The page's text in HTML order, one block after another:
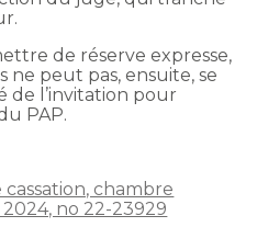
de réserve expresse,
ne peut pas, ensuite, se
de l’invitation pour
PAP.
chambre
no 22-23929